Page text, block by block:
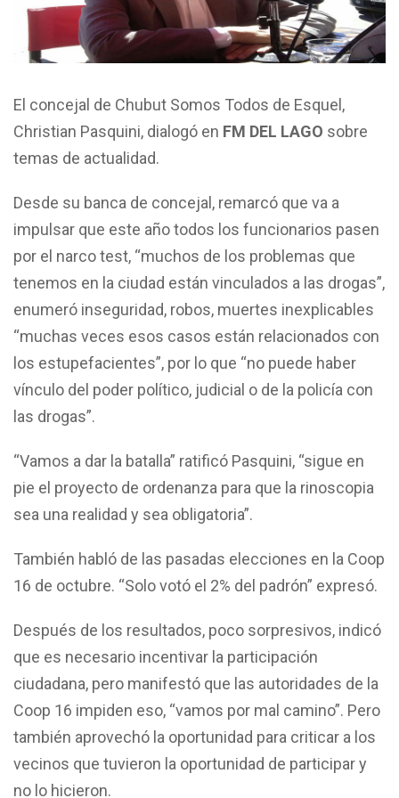
El concejal de Chubut Somos Todos de Esquel,
Christian Pasquini, dialogó en FM DEL LAGO sobre
temas de actualidad.
Desde su banca de concejal, remarcó que va a
impulsar que este año todos los funcionarios pasen
por el narco test, “muchos de los problemas que
tenemos en la ciudad están vinculados a las drogas”,
enumeró inseguridad, robos, muertes inexplicables
“muchas veces esos casos están relacionados con
los estupefacientes”, por lo que “no puede haber
vínculo del poder político, judicial o de la policía con
las drogas”.
“Vamos a dar la batalla” ratificó Pasquini, “sigue en
pie el proyecto de ordenanza para que la rinoscopia
sea una realidad y sea obligatoria”.
También habló de las pasadas elecciones en la Coop
16 de octubre. “Solo votó el 2% del padrón” expresó.
Después de los resultados, poco sorpresivos, indicó
que es necesario incentivar la participación
ciudadana, pero manifestó que las autoridades de la
Coop 16 impiden eso, “vamos por mal camino”. Pero
también aprovechó la oportunidad para criticar a los
vecinos que tuvieron la oportunidad de participar y
no lo hicieron.